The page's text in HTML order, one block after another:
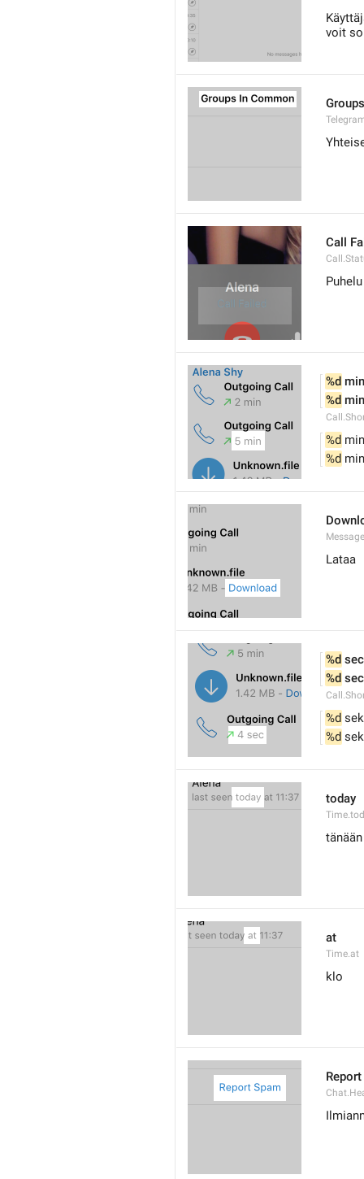
voit
Call
%d min
%d min
%d min
%d min
Lataa
%d sec
%d sec
%d sek
%d sek
today
tänään
at
Time.at
klo